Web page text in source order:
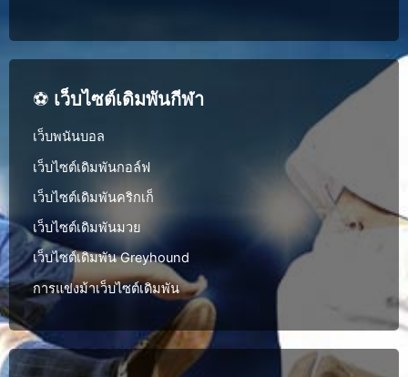
⚽ เว็บไซต์เดิมพันกีฬา
เว็บพนันบอล
เว็บไซต์เดิมพันกอล์ฟ
เว็บไซต์เดิมพันคริกเก็
เว็บไซต์เดิมพันมวย
เว็บไซต์เดิมพัน Greyhound
การแข่งม้าเว็บไซต์เดิมพัน